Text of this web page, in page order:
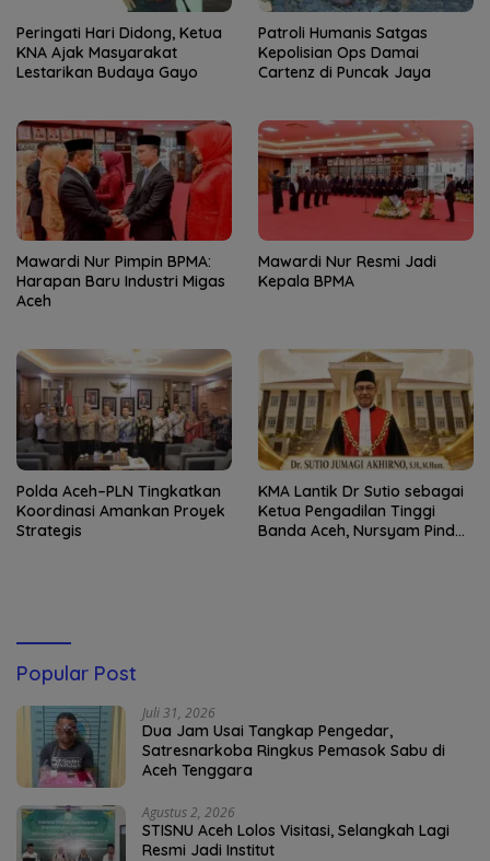
Peringati Hari Didong, Ketua
KNA Ajak Masyarakat
Lestarikan Budaya Gayo
Patroli Humanis Satgas
Kepolisian Ops Damai
Cartenz di Puncak Jaya
Mawardi Nur Pimpin BPMA:
Harapan Baru Industri Migas
Aceh
Mawardi Nur Resmi Jadi
Kepala BPMA
Polda Aceh–PLN Tingkatkan
Koordinasi Amankan Proyek
Strategis
KMA Lantik Dr Sutio sebagai
Ketua Pengadilan Tinggi
Banda Aceh, Nursyam Pindah
Popular Post
Juli 31, 2026
Dua Jam Usai Tangkap Pengedar,
Satresnarkoba Ringkus Pemasok Sabu di
Aceh Tenggara
Agustus 2, 2026
STISNU Aceh Lolos Visitasi, Selangkah Lagi
Resmi Jadi Institut